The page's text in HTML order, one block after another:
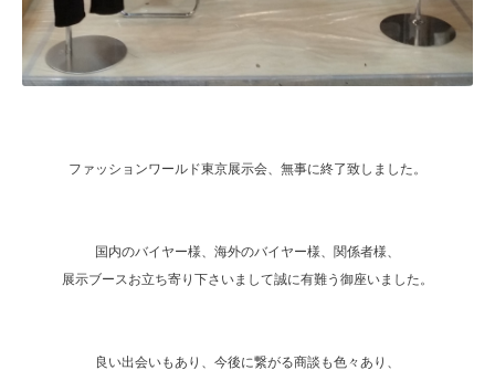
ファッションワールド東京展示会、無事に終了致しました。
国内のバイヤー様、海外のバイヤー様、関係者様、
展示ブースお立ち寄り下さいまして誠に有難う御座いました。
良い出会いもあり、今後に繋がる商談も色々あり、